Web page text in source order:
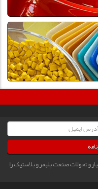
و تحولات صنعت پلیمر و پلاستیک را